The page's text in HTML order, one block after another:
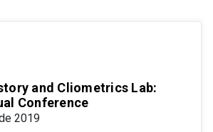
and Cliometrics Lab:
Conference
2019